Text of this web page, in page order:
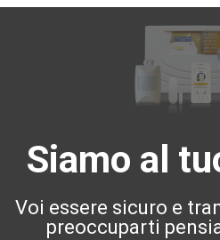
Siamo al
Voi essere sicuro e
preoccuparti